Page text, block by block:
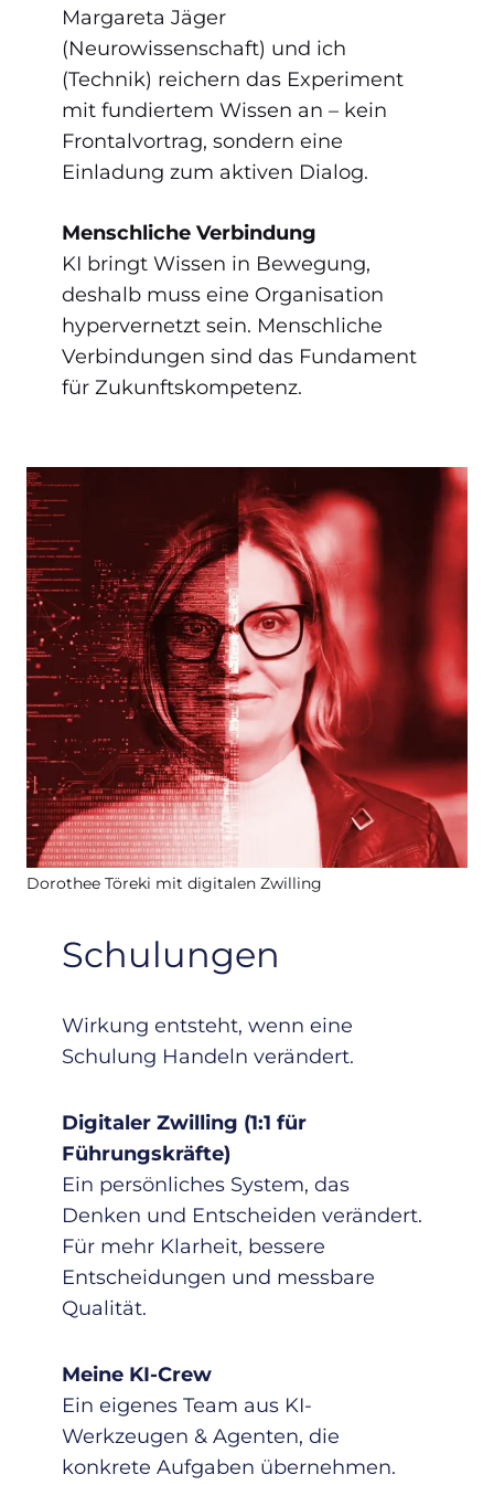
Margareta Jäger
(Neurowissenschaft) und ich
(Technik) reichern das Experiment
mit fundiertem Wissen an – kein
Frontalvortrag, sondern eine
Einladung zum aktiven Dialog.
Menschliche Verbindung
KI bringt Wissen in Bewegung,
deshalb muss eine Organisation
hypervernetzt sein. Menschliche
Verbindungen sind das Fundament
für Zukunftskompetenz.
Dorothee Töreki mit digitalen Zwilling
Schulungen
Wirkung entsteht, wenn eine
Schulung Handeln verändert.
Digitaler Zwilling (1:1 für
Führungskräfte)
Ein persönliches System, das
Denken und Entscheiden verändert.
Für mehr Klarheit, bessere
Entscheidungen und messbare
Qualität.
Meine KI-Crew
Ein eigenes Team aus KI-
Werkzeugen & Agenten, die
konkrete Aufgaben übernehmen.